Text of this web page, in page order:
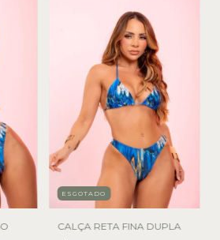
ESGOTADO
CALÇA RETA FINA DUPLA